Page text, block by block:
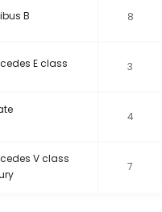
B 8
E class 3
4
V class
7